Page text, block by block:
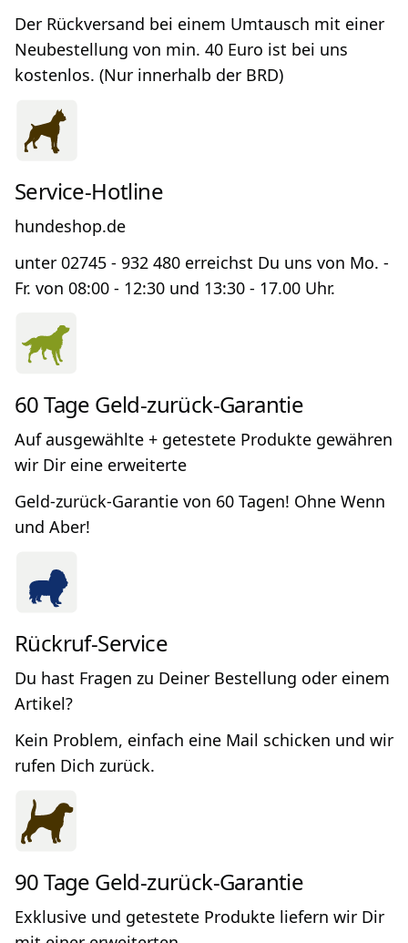
Der Rückversand bei einem Umtausch mit einer
Neubestellung von min. 40 Euro ist bei uns
kostenlos. (Nur innerhalb der BRD)
Service-Hotline
hundeshop.de
unter 02745 - 932 480 erreichst Du uns von Mo. -
Fr. von 08:00 - 12:30 und 13:30 - 17.00 Uhr.
60 Tage Geld-zurück-Garantie
Auf ausgewählte + getestete Produkte gewähren
wir Dir eine erweiterte
Geld-zurück-Garantie von 60 Tagen! Ohne Wenn
und Aber!
Rückruf-Service
Du hast Fragen zu Deiner Bestellung oder einem
Artikel?
Kein Problem, einfach eine Mail schicken und wir
rufen Dich zurück.
90 Tage Geld-zurück-Garantie
Exklusive und getestete Produkte liefern wir Dir